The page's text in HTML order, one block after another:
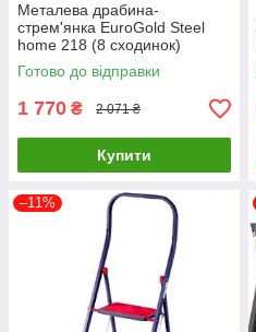
Металева драбина-
стрем'янка EuroGold Steel
home 218 (8 сходинок)
Готово до відправки
1 770 ₴ 2 071 ₴
Купити
–11%